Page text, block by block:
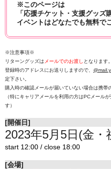
※このページは
「応援チケット・支援グッズ
イベントはどなたでも無料で
※注意事項※
リターングッズは メールでのお渡し となります。
登録時のアドレスにお送りしますので、
定下さい。
購入時の確認メールが届いていない場合は携帯
（特にキャリアメールを利用の方はPCメール
す）
[開催日]
2023年5月5日(金・
start 12:00 / close 18:00
[会場]